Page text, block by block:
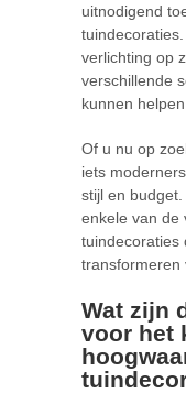
uitnodigend
verlichting op
verschillende
kunnen
Of u nu op
iets
stijl en
enkele van de
tuindecoraties
transformeren
Wat zijn
voor het